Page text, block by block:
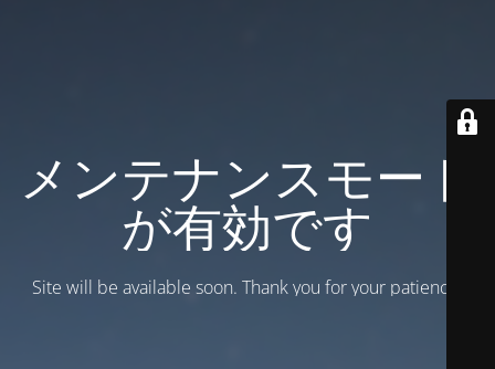
メンテナンスモード
が有効です
Site will be available soon. Thank you for your patience!